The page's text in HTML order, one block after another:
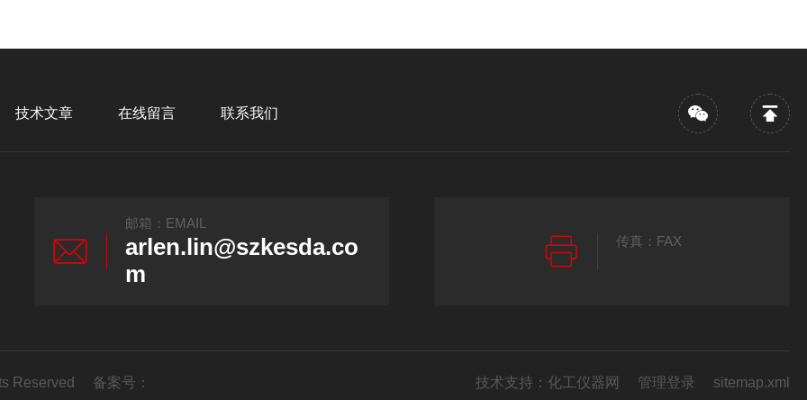
技术文章 在线留言 联系我们
邮箱：EMAIL
arlen.lin@szkesda.co
m
传真：FAX
Reserved 备案号： 技术支持： 化工仪器网 管理登录 sitemap.xml